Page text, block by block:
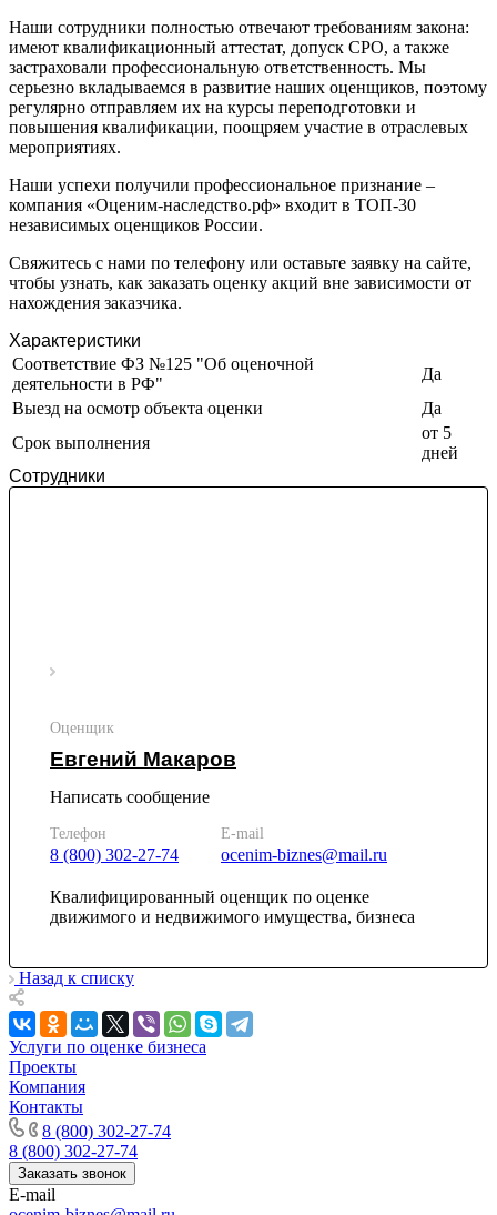
Наши сотрудники полностью отвечают требованиям закона:
имеют квалификационный аттестат, допуск СРО, а также
застраховали профессиональную ответственность. Мы
серьезно вкладываемся в развитие наших оценщиков, поэтому
регулярно отправляем их на курсы переподготовки и
повышения квалификации, поощряем участие в отраслевых
мероприятиях.
Наши успехи получили профессиональное признание –
компания «Оценим-наследство.рф» входит в ТОП-30
независимых оценщиков России.
Свяжитесь с нами по телефону или оставьте заявку на сайте,
чтобы узнать, как заказать оценку акций вне зависимости от
нахождения заказчика.
Характеристики
Соответствие ФЗ №125 "Об оценочной
деятельности в РФ"
Да
Выезд на осмотр объекта оценки
Да
Срок выполнения
от 5
дней
Сотрудники
Оценщик
Евгений Макаров
Написать сообщение
Телефон
8 (800) 302-27-74
E-mail
ocenim-biznes@mail.ru
Квалифицированный оценщик по оценке
движимого и недвижимого имущества, бизнеса
Назад к списку
Услуги по оценке бизнеса
Проекты
Компания
Контакты
8 (800) 302-27-74
8 (800) 302-27-74
Заказать звонок
E-mail
Заполярный
Зарайск
Заречный
Заринск
Звенигород
Зеленоград
Зеленодольск
Зея
Иваново
Ивантеевка
Ижевск
Изобильный
Ипатово
Ирбит
Иркутск
Искитим
Истра
Ишим
Каменка
Каменск-Шахтинский
Камень-на-Оби
Камышин
Камышлов
Кандалакша
Карачев
Карпинск
Каспийск
Кашира
Кемерово
Керчь
Кизляр
Кимры
Кингисепп
Кинель
Кинешма
Киржач